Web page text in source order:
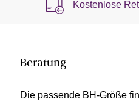
Kostenlose
Beratung
Die passende BH-Größe